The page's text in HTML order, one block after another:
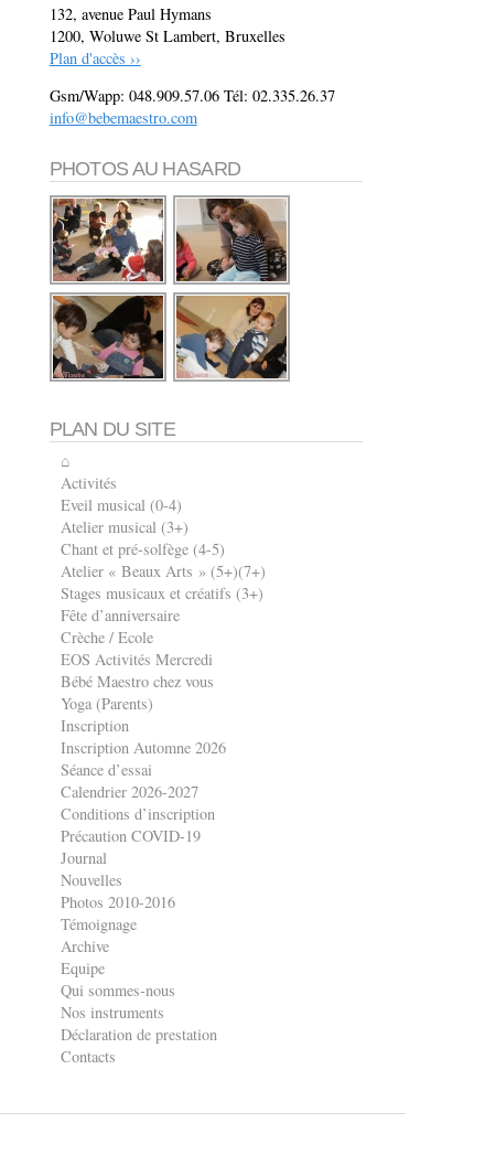
132, avenue Paul Hymans
1200, Woluwe St Lambert, Bruxelles
Plan d'accès ››
Gsm/Wapp: 048.909.57.06 Tél: 02.335.26.37
info@bebemaestro.com
PHOTOS AU HASARD
PLAN DU SITE
⌂
Activités
Eveil musical (0-4)
Atelier musical (3+)
Chant et pré-solfège (4-5)
Atelier « Beaux Arts » (5+)(7+)
Stages musicaux et créatifs (3+)
Fête d’anniversaire
Crèche / Ecole
EOS Activités Mercredi
Bébé Maestro chez vous
Yoga (Parents)
Inscription
Inscription Automne 2026
Séance d’essai
Calendrier 2026-2027
Conditions d’inscription
Précaution COVID-19
Journal
Nouvelles
Photos 2010-2016
Témoignage
Archive
Equipe
Qui sommes-nous
Nos instruments
Déclaration de prestation
Contacts